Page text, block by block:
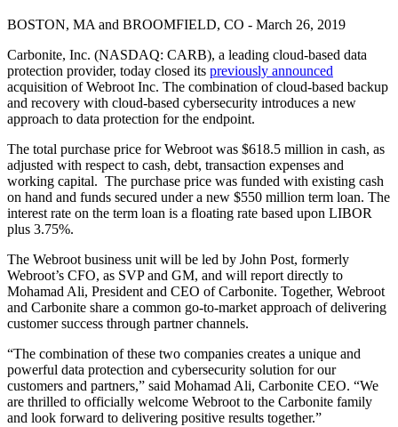
BOSTON, MA and BROOMFIELD, CO - March 26, 2019
Carbonite, Inc. (NASDAQ: CARB), a leading cloud-based data
protection provider, today closed its previously announced
acquisition of Webroot Inc. The combination of cloud-based backup
and recovery with cloud-based cybersecurity introduces a new
approach to data protection for the endpoint.
The total purchase price for Webroot was $618.5 million in cash, as
adjusted with respect to cash, debt, transaction expenses and
working capital. The purchase price was funded with existing cash
on hand and funds secured under a new $550 million term loan. The
interest rate on the term loan is a floating rate based upon LIBOR
plus 3.75%.
The Webroot business unit will be led by John Post, formerly
Webroot’s CFO, as SVP and GM, and will report directly to
Mohamad Ali, President and CEO of Carbonite. Together, Webroot
and Carbonite share a common go-to-market approach of delivering
customer success through partner channels.
“The combination of these two companies creates a unique and
powerful data protection and cybersecurity solution for our
customers and partners,” said Mohamad Ali, Carbonite CEO. “We
are thrilled to officially welcome Webroot to the Carbonite family
and look forward to delivering positive results together.”